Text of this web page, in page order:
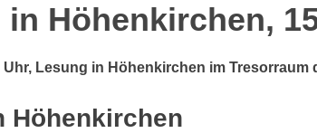
Höhenkirchen,
Uhr, Lesung in Höhenkirchen im
Höhenkirchen